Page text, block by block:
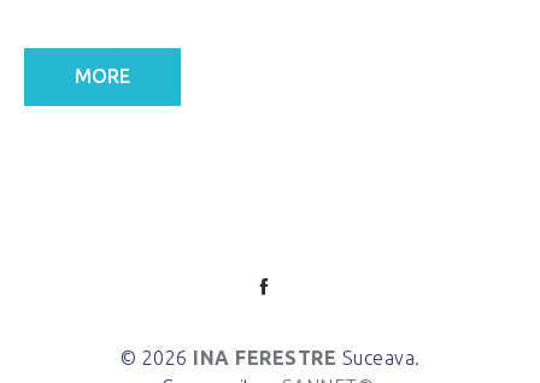
MORE
© 2026 INA FERESTRE Suceava.